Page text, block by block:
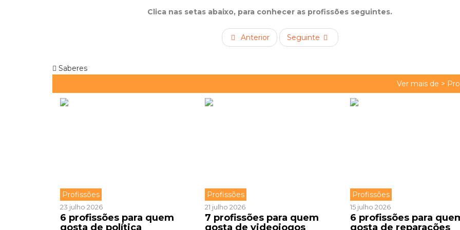
Clica nas setas abaixo, para conhecer as profissões seguintes.
Anterior Seguinte
Saberes
Ver mais de >
Profissões
23 julho 2026
6 profissões para quem
gosta de política
Profissões
21 julho 2026
7 profissões para quem
gosta de videojogos
Profissões
15 julho 2026
6 profissões para
gosta de reparações